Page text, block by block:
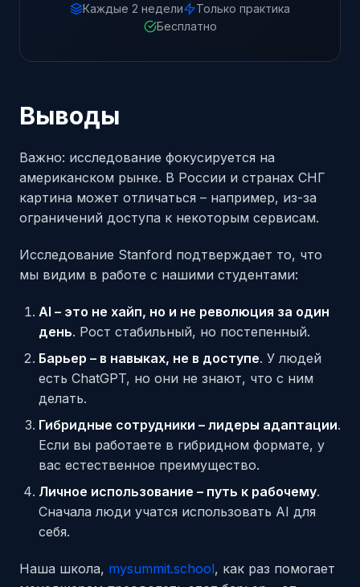
Каждые 2 недели
Только практика
Бесплатно
Выводы
Важно: исследование фокусируется на
американском рынке. В России и странах СНГ
картина может отличаться – например, из-за
ограничений доступа к некоторым сервисам.
Исследование Stanford подтверждает то, что
мы видим в работе с нашими студентами:
AI – это не хайп, но и не революция за один
день. Рост стабильный, но постепенный.
Барьер – в навыках, не в доступе. У людей
есть ChatGPT, но они не знают, что с ним
делать.
Гибридные сотрудники – лидеры адаптации.
Если вы работаете в гибридном формате, у
вас естественное преимущество.
Личное использование – путь к рабочему.
Сначала люди учатся использовать AI для
себя.
Наша школа, mysummit.school, как раз помогает